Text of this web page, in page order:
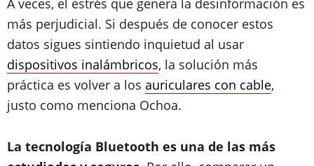
más perjudicial. Si después de conocer estos
datos sigues sintiendo inquietud al usar
dispositivos inalámbricos, la solución más
práctica es volver a los auriculares con cable,
justo como menciona Ochoa.
La tecnología Bluetooth es una de las más